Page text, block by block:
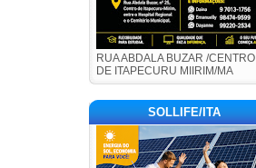
RUA ABDALA BUZAR /CENTRO
DE ITAPECURU MIIRIM/MA
SOLLIFE/ITA